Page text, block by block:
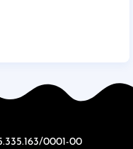
0001-00